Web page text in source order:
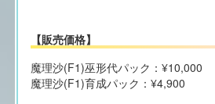
【販売価格】
魔理沙(F1)巫形代パック：¥10,000
魔理沙(F1)育成パック：¥4,900